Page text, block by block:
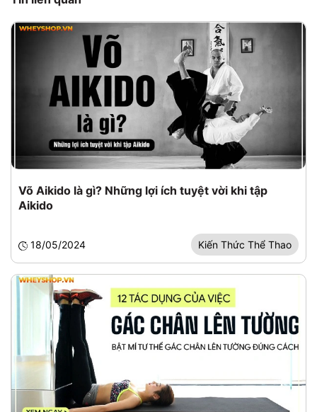
Võ Aikido là gì? Những lợi ích tuyệt vời khi tập
Aikido
18/05/2024 Kiến Thức Thể Thao